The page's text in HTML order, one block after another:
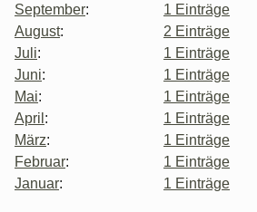
September:
1 Einträge
August:
2 Einträge
Juli:
1 Einträge
Juni:
1 Einträge
Mai:
1 Einträge
April :
1 Einträge
März:
1 Einträge
Februar:
1 Einträge
Januar: 1 Einträge